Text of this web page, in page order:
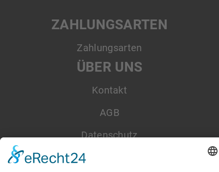
ZAHLUNGSARTEN
Zahlungsarten
ÜBER UNS
Kontakt
AGB
Datenschutz
Impressum